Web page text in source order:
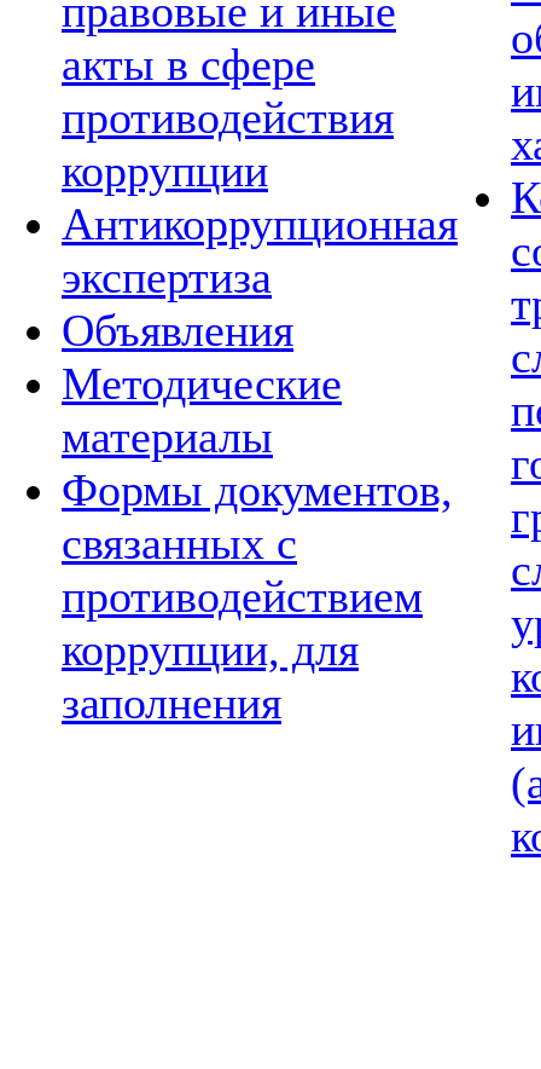
правовые и иные
акты в сфере
противодействия
коррупции
Антикоррупционная
экспертиза
Объявления
Методические
материалы
Формы документов,
связанных с
противодействием
коррупции, для
заполнения